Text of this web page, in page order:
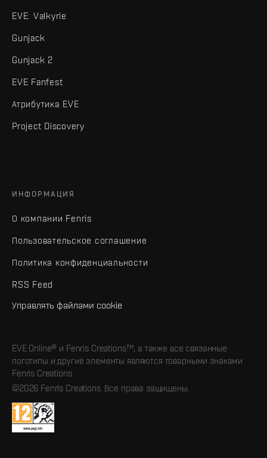
EVE: Valkyrie
Gunjack
Gunjack 2
EVE Fanfest
Атрибутика EVE
Project Discovery
ИНФОРМАЦИЯ
О компании Fenris
Пользовательское соглашение
Политика конфиденциальности
RSS Feed
Управлять файлами cookie
EVE Online® и Fenris Creations™, а также все связанные
логотипы и другие элементы являются товарными знаками
Fenris Creations.
©2026 Fenris Creations. Все права защищены.